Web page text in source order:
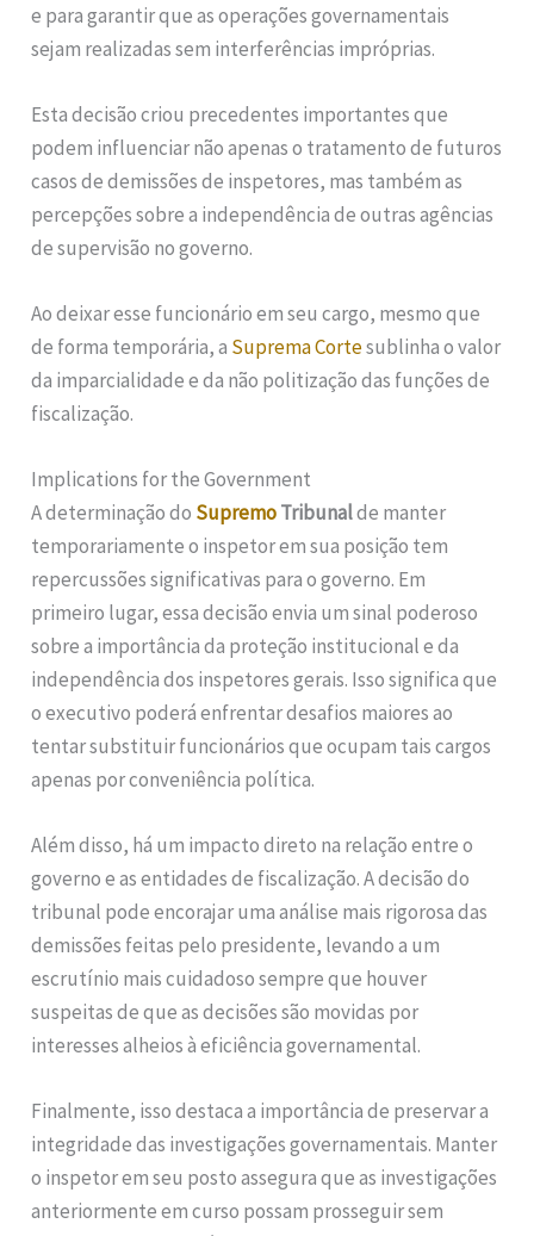
e para garantir que as operações governamentais
sejam realizadas sem interferências impróprias.
Esta decisão criou precedentes importantes que
podem influenciar não apenas o tratamento de futuros
casos de demissões de inspetores, mas também as
percepções sobre a independência de outras agências
de supervisão no governo.
Ao deixar esse funcionário em seu cargo, mesmo que
de forma temporária, a Suprema Cortesublinha o valor
da imparcialidade e da não politização das funções de
fiscalização.
Implications for the Government
A determinação do SupremoTribunalde manter
temporariamente o inspetor em sua posição tem
repercussões significativas para o governo. Em
primeiro lugar, essa decisão envia um sinal poderoso
sobre a importância da proteção institucional e da
independência dos inspetores gerais. Isso significa que
o executivo poderá enfrentar desafios maiores ao
tentar substituir funcionários que ocupam tais cargos
apenas por conveniência política.
Além disso, há um impacto direto na relação entre o
governo e as entidades de fiscalização. A decisão do
tribunal pode encorajar uma análise mais rigorosa das
demissões feitas pelo presidente, levando a um
escrutínio mais cuidadoso sempre que houver
suspeitas de que as decisões são movidas por
interesses alheios à eficiência governamental.
Finalmente, isso destaca a importância de preservar a
integridade das investigações governamentais. Manter
o inspetor em seu posto assegura que as investigações
anteriormente em curso possam prosseguir sem